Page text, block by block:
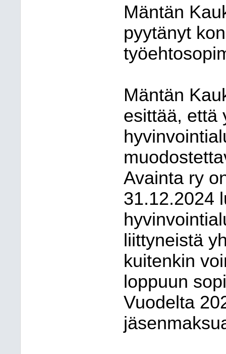
Mäntän
pyytänyt
Mäntän
esittää, että
Avainta ry
31.12.2024
liittyneistä
kuitenkin
loppuun
Vuodelta